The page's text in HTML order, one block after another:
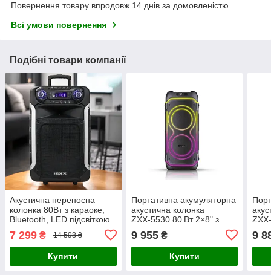
Повернення товару впродовж 14 днів за домовленістю
Всі умови повернення
Подібні товари компанії
Акустична переносна
колонка 80Вт з караоке,
Bluetooth, LED підсвіткою
7 299 ₴ 14 598 ₴
Купити
Портативна акумуляторна
акустична колонка
ZXX‑5530 80 Вт 2×8" з
Bluetooth і ПДУ 🇺🇦 Опи
9 955₴
Купити
9